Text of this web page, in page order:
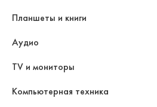
Планшеты и книги
Аудио
TV и мониторы
Компьютерная техника